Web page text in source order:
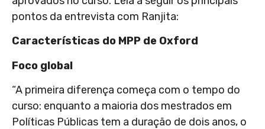
pontos da entrevista com Ranjita:
Características do MPP de Oxford
Foco global
“A primeira diferença começa com o tempo do
curso: enquanto a maioria dos mestrados em
Políticas Públicas tem a duração de dois anos, o